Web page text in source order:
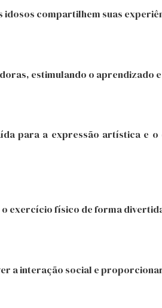
compartilhem suas
estimulando o aprendizado
para a expressão artística e o
exercício físico de forma
a interação social e